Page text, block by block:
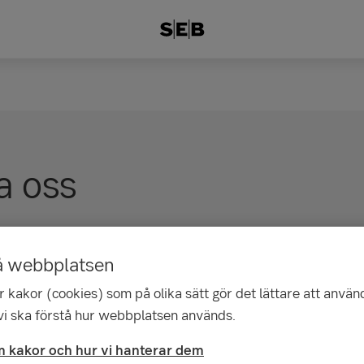
oss
och kundbetjäning
8000
9 6939 9301
webbplatsen
kakor (cookies) som på olika sätt gör det lättare att
ska förstå hur webbplatsen används.
kakor och hur vi hanterar dem